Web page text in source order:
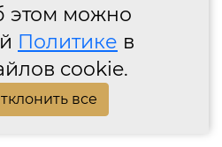
этом можно
Политике в
cookie.
все